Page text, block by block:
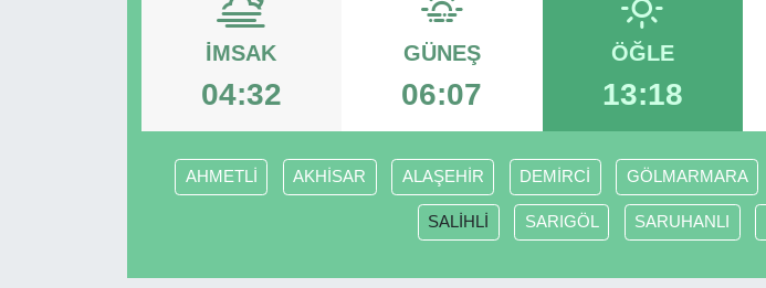
İMSAK
04:32
GÜNEŞ
06:07
ÖĞLE
13:18
AHMETLİ AKHİSAR ALAŞEHİR DEMİRCİ GÖLMARMARA
SALİHLİ SARIGÖL SARUHANLI